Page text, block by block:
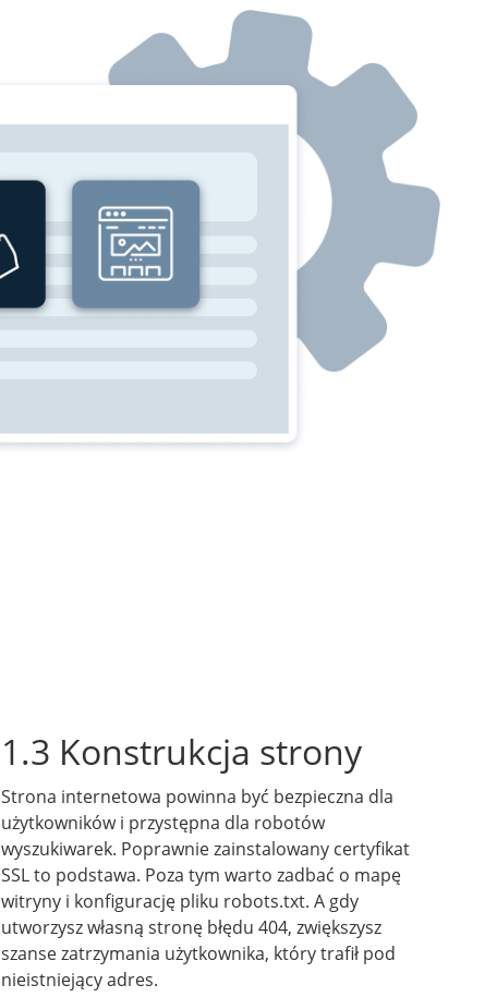
1.3 Konstrukcja strony
Strona internetowa powinna być bezpieczna dla
użytkowników i przystępna dla robotów
wyszukiwarek. Poprawnie zainstalowany certyfikat
SSL to podstawa. Poza tym warto zadbać o mapę
witryny i konfigurację pliku robots.txt. A gdy
utworzysz własną stronę błędu 404, zwiększysz
szanse zatrzymania użytkownika, który trafił pod
nieistniejący adres.